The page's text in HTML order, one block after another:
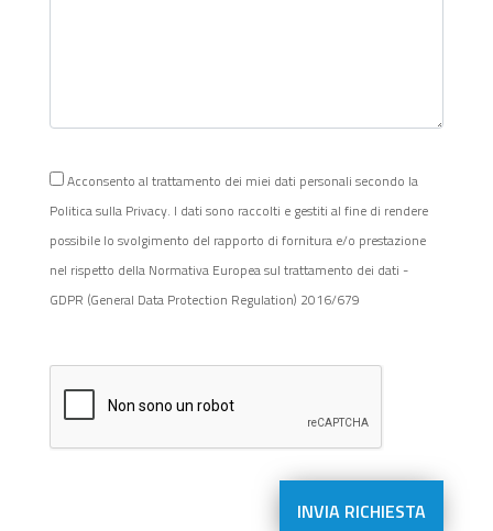
Acconsento al trattamento dei miei dati personali secondo la
Politica sulla Privacy. I dati sono raccolti e gestiti al fine di rendere
possibile lo svolgimento del rapporto di fornitura e/o prestazione
nel rispetto della Normativa Europea sul trattamento dei dati -
GDPR (General Data Protection Regulation) 2016/679